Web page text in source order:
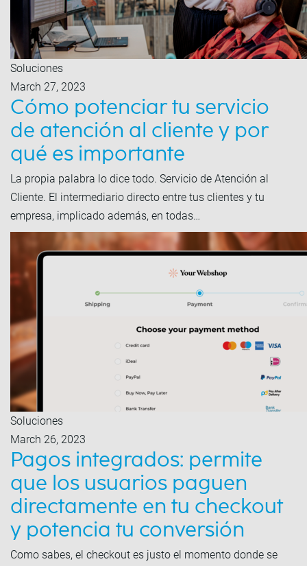
Soluciones
March 27, 2023
Cómo potenciar tu servicio
de atención al cliente y por
qué es importante
La propia palabra lo dice todo. Servicio de Atención al
Cliente. El intermediario directo entre tus clientes y tu
empresa, implicado además, en todas…
Soluciones
March 26, 2023
Pagos integrados: permite
que los usuarios paguen
directamente en tu checkout
y potencia tu conversión
Como sabes, el checkout es justo el momento donde se